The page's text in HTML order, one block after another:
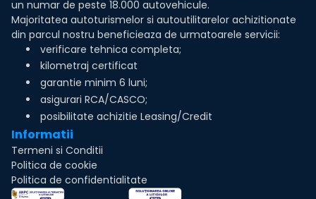
un numar de peste 18.000 autovehicule.
Majoritatea autoturismelor si autoutilitarelor achizitionate
din parcul nostru beneficieaza de urmatoarele servicii:
verificare tehnica completa;
kilometraj certificat
garantie minim 6 luni;
asigurari RCA/CASCO;
posibilitate achizitie Leasing/Credit
Informatii
Termeni si Conditii
Politica de cookie
Politica de confidentialitate